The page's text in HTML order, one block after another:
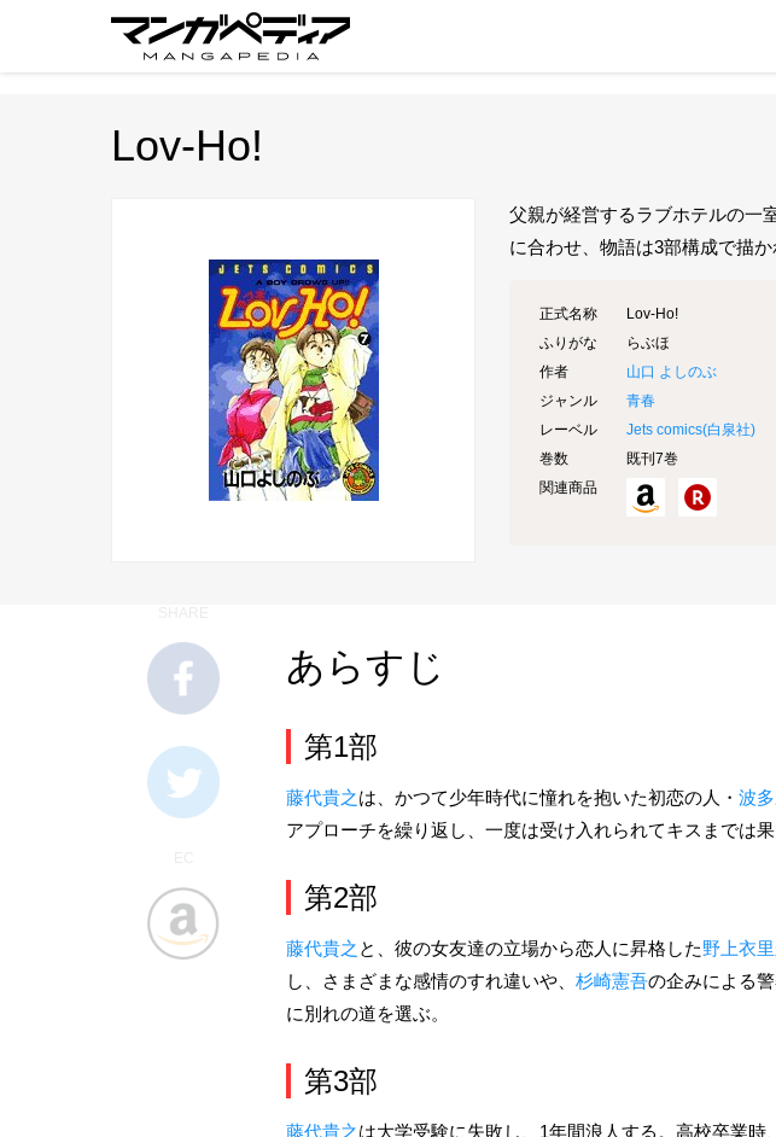
Lov-Ho!
父親が経営するラブホテルの一
に合わせ、物語は3部構成で描
正式名称
Lov-Ho!
ふりがな
らぶほ
作者
山口 よしのぶ
ジャンル
青春
レーベル
Jets comics(白泉社)
巻数
既刊7巻
関連商品
あらすじ
第1部
藤代貴之は、かつて少年時代に憧れを抱いた初恋の人・ 波
アプローチを繰り返し、一度は受け入れられてキスまでは
第2部
藤代貴之 と、彼の女友達の立場から恋人に昇格した野上衣里
し、さまざまな感情のすれ違いや、 杉崎憲吾の企みによる
に別れの道を選ぶ。
第3部
藤代貴之は大学受験に失敗し、1年間浪人する。高校卒業